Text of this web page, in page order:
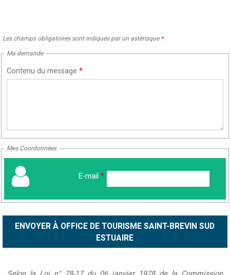
Les champs obligatoires sont indiqués par un astérisque *
Ma demande
Contenu du message *
Mes Coordonnées
E-mail *